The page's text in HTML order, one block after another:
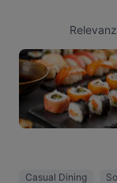
Relevanz
Casual Dining